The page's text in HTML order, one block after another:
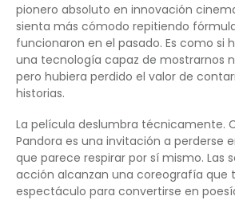
pionero absoluto en innovación
sienta más cómodo repitiendo
funcionaron en el pasado. Es como si
una tecnología capaz de mostrarnos
pero hubiera perdido el valor de
historias.
La película deslumbra técnicamente.
Pandora es una invitación a perderse
que parece respirar por sí mismo. Las
acción alcanzan una coreografía que
espectáculo para convertirse en